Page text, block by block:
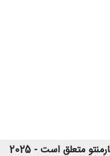
متعلق است - 2025